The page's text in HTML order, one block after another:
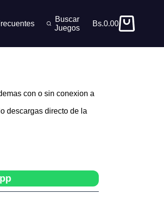
Buscar
Juegos
Carro
Bs.0.00
con o sin conexion a
descargas directo de la